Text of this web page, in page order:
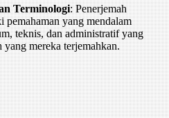
Terminologi: Penerjemah
pemahaman yang mendalam
teknis, dan administratif yang
yang mereka terjemahkan.